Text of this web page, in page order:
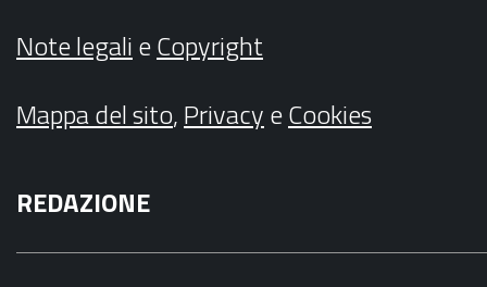
Note legalieCopyright
Mappa del sito,PrivacyeCookies
REDAZIONE